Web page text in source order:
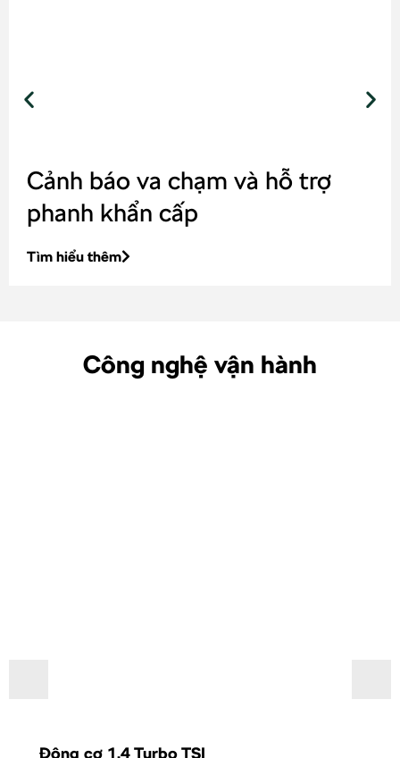
Cảnh báo va chạm và hỗ trợ
phanh khẩn cấp
Tìm hiểu thêm
Công nghệ vận hành
Động cơ 1.4 Turbo TSI